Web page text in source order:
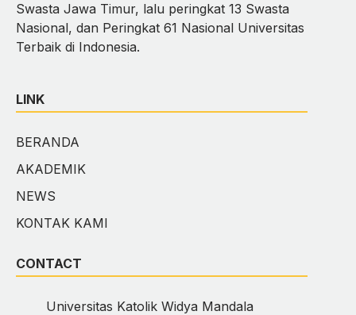
Swasta Jawa Timur, lalu peringkat 13 Swasta
Nasional, dan Peringkat 61 Nasional Universitas
Terbaik di Indonesia.
LINK
BERANDA
AKADEMIK
NEWS
KONTAK KAMI
CONTACT
Universitas Katolik Widya Mandala